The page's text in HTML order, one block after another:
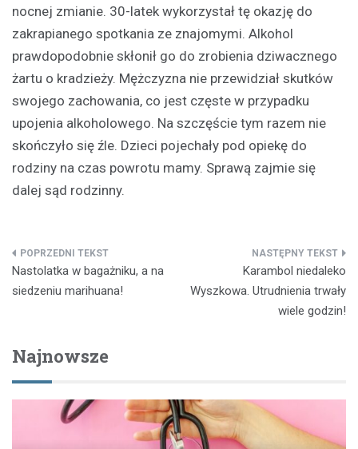
nocnej zmianie. 30-latek wykorzystał tę okazję do
zakrapianego spotkania ze znajomymi. Alkohol
prawdopodobnie skłonił go do zrobienia dziwacznego
żartu o kradzieży. Mężczyzna nie przewidział skutków
swojego zachowania, co jest częste w przypadku
upojenia alkoholowego. Na szczęście tym razem nie
skończyło się źle. Dzieci pojechały pod opiekę do
rodziny na czas powrotu mamy. Sprawą zajmie się
dalej sąd rodzinny.
Nawigacja
wpisu
Nastolatka w bagażniku, a na
siedzeniu marihuana!
Karambol niedaleko
Wyszkowa. Utrudnienia trwały
wiele godzin!
Najnowsze